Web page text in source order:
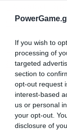
If you wish to
processing of
targeted
section to
opt-out request
interest-based
us or personal
your opt-out.
disclosure of
αναζητούνται
Τουρκική
επιχείρηση